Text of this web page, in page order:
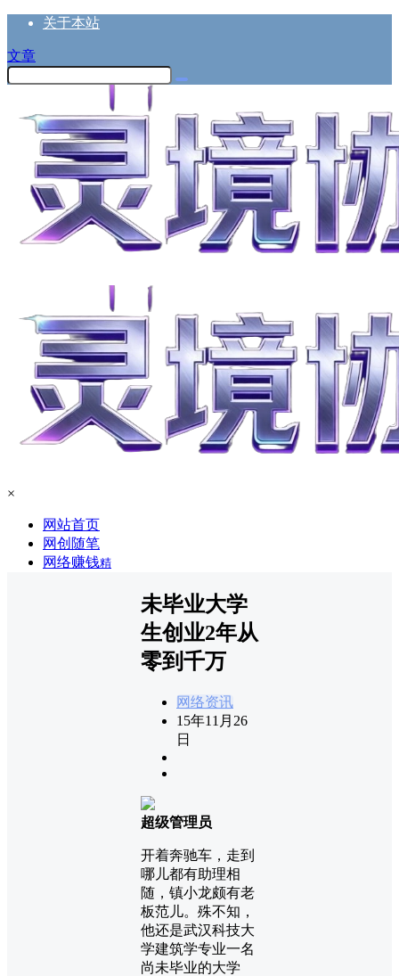
关于本站
文章
×
网站首页
网创随笔
网络赚钱精
未毕业大学
生创业2年从
零到千万
网络资讯
15年11月26
日
超级管理员
开着奔驰车，走到
哪儿都有助理相
随，镇小龙颇有老
板范儿。殊不知，
他还是武汉科技大
学建筑学专业一名
尚未毕业的大学